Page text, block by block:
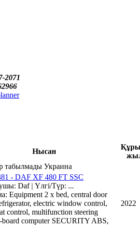
2071
Нысан
табылмады Украина
- DAF XF 480 FT SSC
Daf | Үлгі/Түр: ...
Equipment 2 x bed, central door
electric window control,
control, multifunction steering
board computer SECURITY ABS,
2022